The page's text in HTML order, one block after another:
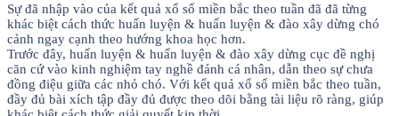
Sự đã nhập vào của kết quả xổ số miền bắc theo tuần đã đã từng
khác biệt cách thức huấn luyện & huấn luyện & đào xây dừng chó
cảnh ngay cạnh theo hướng khoa học hơn.
Trước đây, huấn luyện & huấn luyện & đào xây dừng cục đề nghị
căn cứ vào kinh nghiệm tay nghề đánh cá nhân, dẫn theo sự chưa
đồng điệu giữa các nhỏ chó. Với kết quả xổ số miền bắc theo tuần,
đầy đủ bài xích tập đầy đủ được theo dõi bằng tài liệu rõ ràng, giúp